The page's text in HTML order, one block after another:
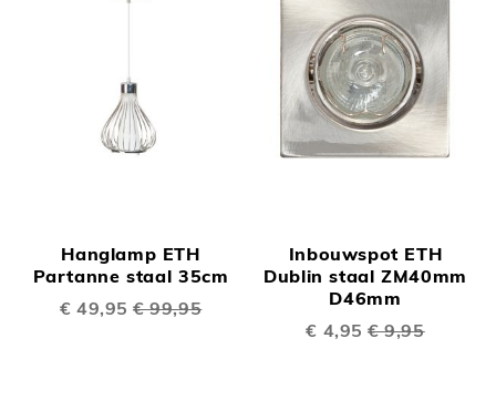
Hanglamp ETH
Partanne staal 35cm
Speciale
€ 49,95 € 99,95
Inbouwspot ETH
Dublin staal ZM40mm
D46mm
Speciale
€ 4,95 € 9,95